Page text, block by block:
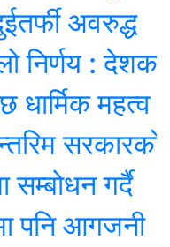
अवरुद्ध
: देशका
महत्व
सरकारको
गर्दै
आगजनी